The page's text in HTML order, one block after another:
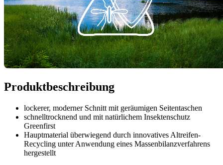
Produktbeschreibung
lockerer, moderner Schnitt mit geräumigen Seitentaschen
schnelltrocknend und mit natürlichem Insektenschutz
Greenfirst
Hauptmaterial überwiegend durch innovatives Altreifen-
Recycling unter Anwendung eines Massenbilanzverfahrens
hergestellt